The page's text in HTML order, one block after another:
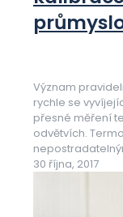
Význam
rychle se
přesné měření
odvětvích.
30 října, 2017